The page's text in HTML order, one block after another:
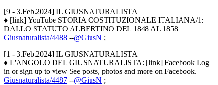
[9 - 3.Feb.2024] IL GIUSNATURALISTA
♦ [link] YouTube STORIA COSTITUZIONALE ITALIANA/1:
DALLO STATUTO ALBERTINO DEL 1848 AL 1858
Giusnaturalista/4488 --@GiusN ;
[1 - 3.Feb.2024] IL GIUSNATURALISTA
♦ L'ANGOLO DEL GIUSNATURALISTA: [link] Facebook Log
in or sign up to view See posts, photos and more on Facebook.
Giusnaturalista/4487 --@GiusN ;